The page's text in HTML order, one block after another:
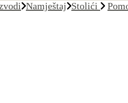
Namještaj Stolići